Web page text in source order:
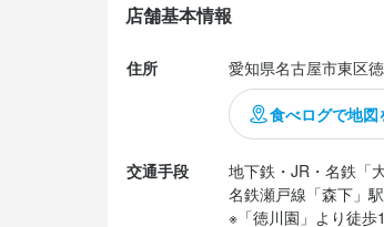
店舗基本情報
住所 愛知県名古屋市東区
食べログで地図
交通手段
地下鉄・JR・名鉄「
名鉄瀬戸線「森下」
※「徳川園」より徒歩